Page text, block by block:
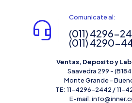
Comunicate al:
(011) 4296-
(011) 4290-
Ventas, Deposito y
Saavedra 299 -
Monte Grande -
TE: 11-4296-2442 / 11-
E-mail: